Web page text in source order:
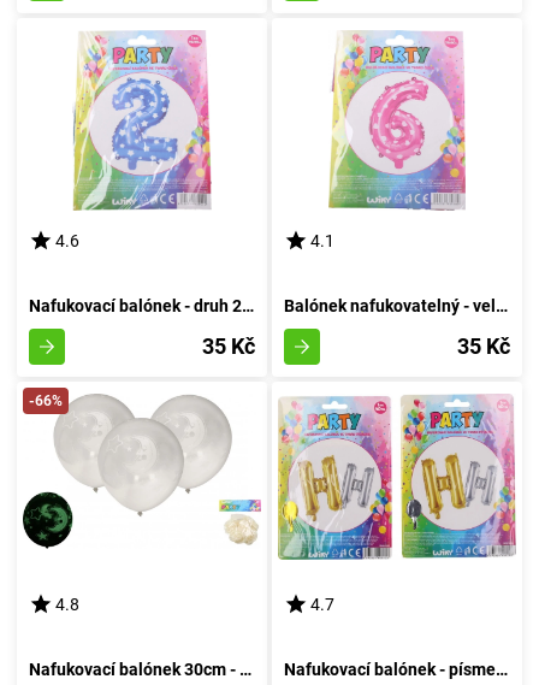
4.6
Nafukovací balónek - druh 2 azurový
35 Kč
4.1
Balónek nafukovatelný - velikost 6, růžový
35 Kč
-66%
4.8
Nafukovací balónek 30cm - sada 6 kusů, s luminescencí v temnotě
4.7
Nafukovací balónek - písmeno H - Vzduchový Kruh